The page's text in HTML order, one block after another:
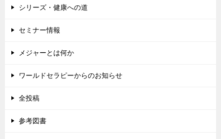
シリーズ・健康への道
セミナー情報
メジャーとは何か
ワールドセラピーからのお知らせ
全投稿
参考図書